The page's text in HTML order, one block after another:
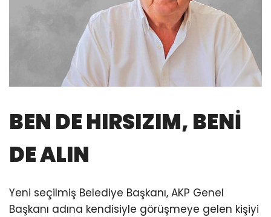
BEN DE HIRSIZIM, BENİ
DE ALIN
Yeni seçilmiş Belediye Başkanı, AKP Genel
Başkanı adına kendisiyle görüşmeye gelen kişiyi